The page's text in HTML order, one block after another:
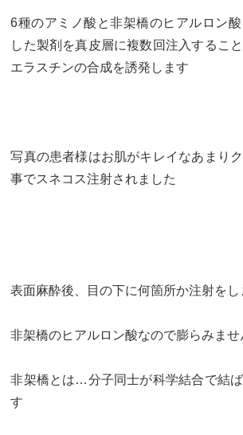
6種のアミノ酸と非架橋のヒアルロン
した製剤を真皮層に複数回注入するこ
エラスチンの合成を誘発します
写真の患者様はお肌がキレイなあまり
事でスネコス注射されました
表面麻酔後、目の下に何箇所か注射をし
非架橋のヒアルロン酸なので膨らみませ
非架橋とは…分子同士が科学結合で結
す